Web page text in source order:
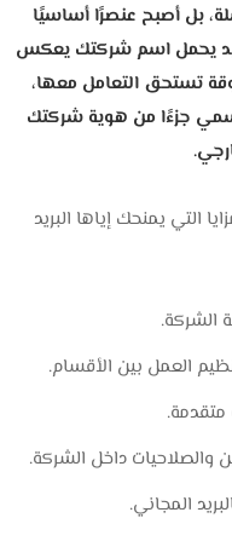
بل أصبح عنصرًا أساسيًا
بريد يحمل اسم شركتك يعكس
تستحق التعامل معها،
جزءًا من هوية شركتك
التي يمنحك إياها البريد
الشركة.
العمل بين الأقسام.
متقدمة.
والصلاحيات داخل الشركة.
المجاني.